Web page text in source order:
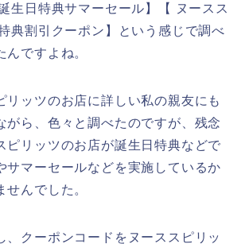
生日特典サマーセール】【 ヌースス
典割引クーポン】という感じで調べ
んですよね。
リッツのお店に詳しい私の親友にも
がら、色々と調べたのですが、残念
ピリッツのお店が誕生日特典などで
サマーセールなどを実施しているか
せんでした。
、クーポンコードをヌーススピリッ